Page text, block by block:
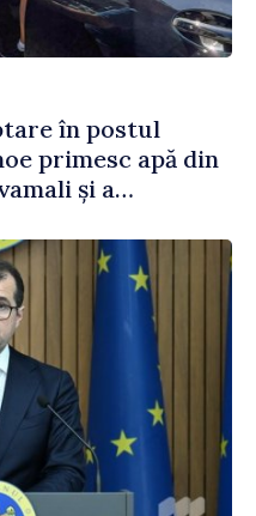
în postul
primesc apă din
și a